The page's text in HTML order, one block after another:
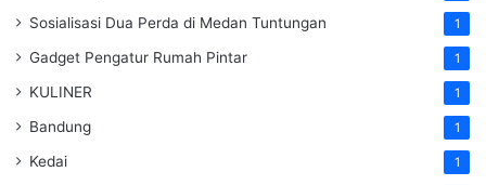
Sosialisasi Dua Perda di Medan Tuntungan 1
Gadget Pengatur Rumah Pintar 1
KULINER 1
Bandung 1
Kedai 1